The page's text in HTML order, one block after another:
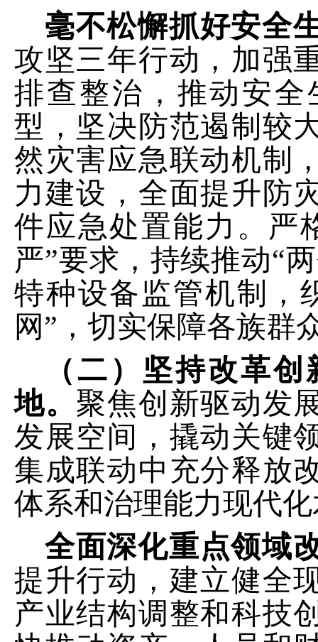
毫不松懈抓好安全
攻坚三年行动，加强
排查整治，推动安
型 ， 坚决防范遏制 较
然灾害应急联动机制
力建设，全面提升防
件应急处置能力。 严
严”要求，持续推动“
特种设备监管机制，
网”，切实保障各族群
（二）坚持改革
地。 聚焦创新驱动发
发展空间，撬动关键
集成联动中充分释放
体系和治理能力现代
全面深化重点领域
提升行动，建立健全
产业结构调整和科技